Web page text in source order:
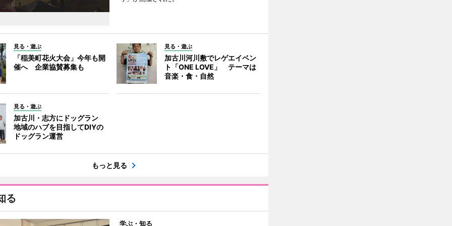
見る・遊ぶ
「稲美町花火大会」今年も開
催へ 企業協賛募集も
見る・遊ぶ
加古川河川敷でレゲエイベン
ト「ONE LOVE」 テーマは
音楽・食・自然
見る・遊ぶ
加古川・志方にドッグラン
地域のハブを目指してDIYの
ドッグラン運営
もっと見る
る
学ぶ・知る